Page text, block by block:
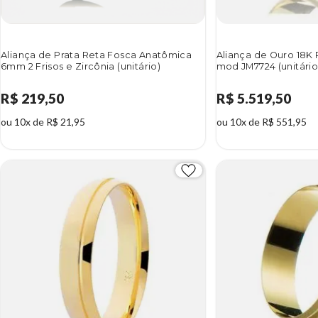
Aliança de Prata Reta Fosca Anatômica
6mm 2 Frisos e Zircônia (unitário)
R$ 219,50
ou 10x de R$ 21,95
Aliança de Ouro
mod JM7724
R$ 5.519,50
ou 10x de R$ 551,95